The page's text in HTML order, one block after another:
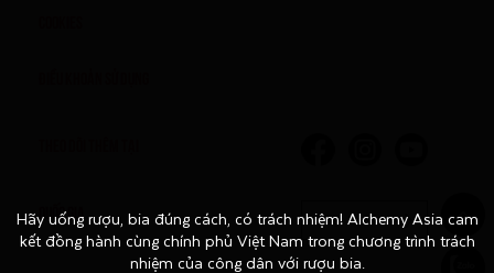
QUỐC GIA Việt Nam
Hãy uống rượu, bia đúng cách, có trách nhiệm! Alchemy Asia cam
kết đồng hành cùng chính phủ Việt Nam trong chương trình trách
nhiệm của công dân với rượu bia.
Hãy uống rượu, bia đúng cách, có trách nhiệm! Alchemy Asia cam
kết đồng hành cùng chính phủ Việt Nam trong chương trình trách
nhiệm của công dân với rượu bia.